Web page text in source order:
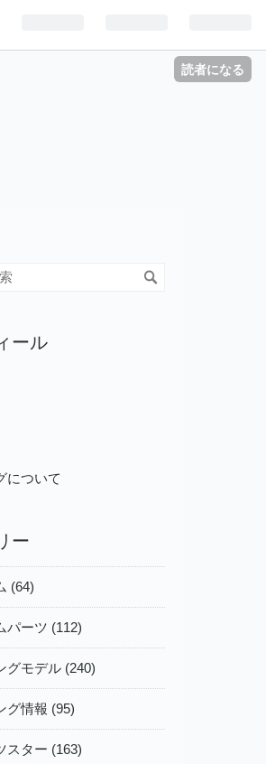
読者になる
ール
について
ー
(64)
パーツ (112)
グモデル (240)
グ情報 (95)
スター (163)